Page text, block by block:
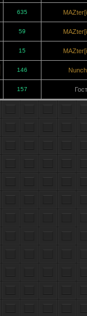
635
59
15
146
157